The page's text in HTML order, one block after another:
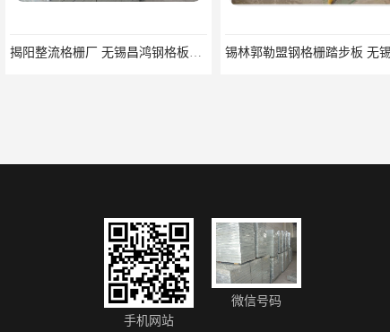
揭阳整流格栅厂 无锡昌鸿钢格板有限公司
手机网站
微信号码